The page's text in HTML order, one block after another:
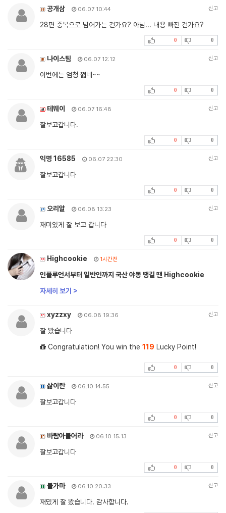
공개삼 06.07 10:44 신고
28편 중복으로 넘어가는 건가요? 아님... 내용 빠진 건가요?
0 0
나이스팀 06.07 12:12 신고
이번에는 엄청 쩗네~~
0 0
테웨이 06.07 16:48 신고
잘보고갑니다.
0 0
익명 16585 06.07 22:30 신고
잘보고갑니다
0 0
오리알 06.08 13:23 신고
재미있게 잘 보고 갑니다
0 0
Highcookie 1시간전
인플루언서부터 일반인까지 국산 야동 땡길 땐 Highcookie
자세히 보기 >
xyzzxy 06.08 19:36 신고
잘 봤습니다
Congratulation! You win the 119 Lucky Point!
0 0
삶이란 06.10 14:55 신고
잘보고갑니다
0 0
바람아불어라 06.10 15:13 신고
잘보고갑니다
0 0
불가마 06.10 20:33 신고
재밌게 잘 봤습니다. 감사합니다.